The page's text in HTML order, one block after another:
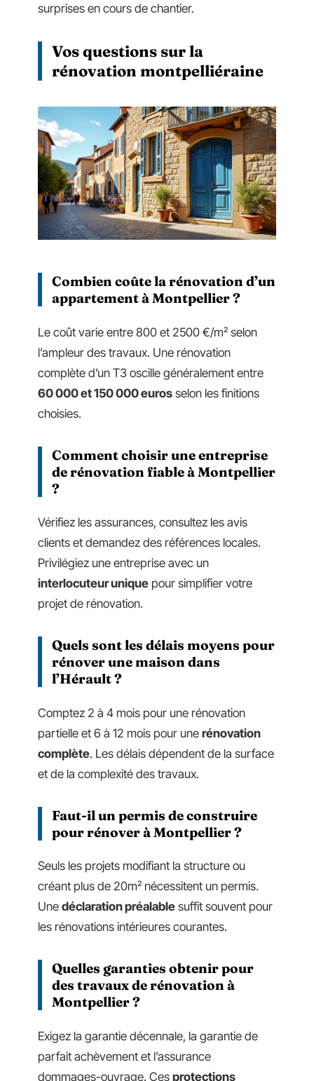
surprises en cours de chantier.
Vos questions sur la
rénovation montpelliéraine
Combien coûte la rénovation d’un
appartement à Montpellier ?
Le coût varie entre 800 et 2500 €/m² selon
l’ampleur des travaux. Une rénovation
complète d’un T3 oscille généralement entre
60 000 et 150 000 euros selon les finitions
choisies.
Comment choisir une entreprise
de rénovation fiable à Montpellier
?
Vérifiez les assurances, consultez les avis
clients et demandez des références locales.
Privilégiez une entreprise avec un
interlocuteur unique pour simplifier votre
projet de rénovation.
Quels sont les délais moyens pour
rénover une maison dans
l’Hérault ?
Comptez 2 à 4 mois pour une rénovation
partielle et 6 à 12 mois pour une rénovation
complète. Les délais dépendent de la surface
et de la complexité des travaux.
Faut-il un permis de construire
pour rénover à Montpellier ?
Seuls les projets modifiant la structure ou
créant plus de 20m² nécessitent un permis.
Une déclaration préalable suffit souvent pour
les rénovations intérieures courantes.
Quelles garanties obtenir pour
des travaux de rénovation à
Montpellier ?
Exigez la garantie décennale, la garantie de
parfait achèvement et l’assurance
dommages-ouvrage. Ces protections